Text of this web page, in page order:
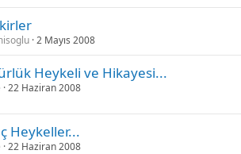
2 Mayıs 2008
Heykeli ve Hikayesi...
22 Haziran 2008
Heykeller...
22 Haziran 2008